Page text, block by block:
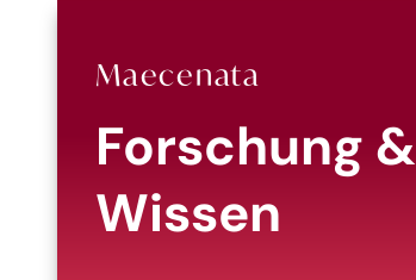
Maecenata
Forschung &
Wissen